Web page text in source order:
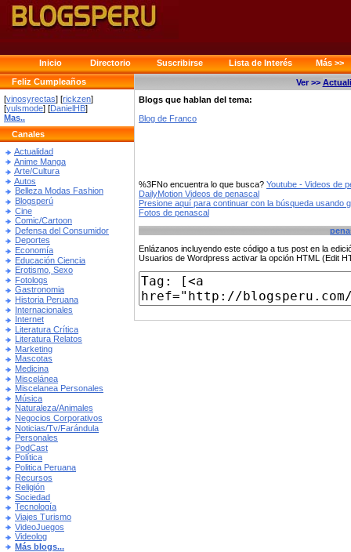
Inicio Directorio Suscribirse Lista de Interés
Más >>
Feliz Cumpleaños
[vinosyrectas] [rickzen]
[yulsmode] [DanielHB]
Mas..
Canales
Actualidad
Anime Manga
Arte/Cultura
Autos
Belleza Modas Fashion
Blogsperú
Cine
Comic/Cartoon
Defensa del Consumidor
Deportes
Economía
Educación Ciencia
Erotismo, Sexo
Fotologs
Gastronomia
Historia Peruana
Internacionales
Internet
Literatura Crítica
Literatura Relatos
Marketing
Mascotas
Medicina
Miscelánea
Miscelanea Personales
Música
Naturaleza/Animales
Negocios Corporativos
Noticias/Tv/Farándula
Personales
PodCast
Política
Politica Peruana
Recursos
Religión
Sociedad
Tecnología
Viajes Turismo
VideoJuegos
Videolog
Más blogs...
Ver >>
Blogs que hablan del tema:
Blog de Franco
%3FNo encuentra lo que busca? Youtube - Videos de
DailyMotion Videos de penascal
Presione aquí para continuar con la búsqueda usando
Fotos de penascal
Enlázanos incluyendo este código a tus post en la
Usuarios de Wordpress activar la opción HTML (Edit